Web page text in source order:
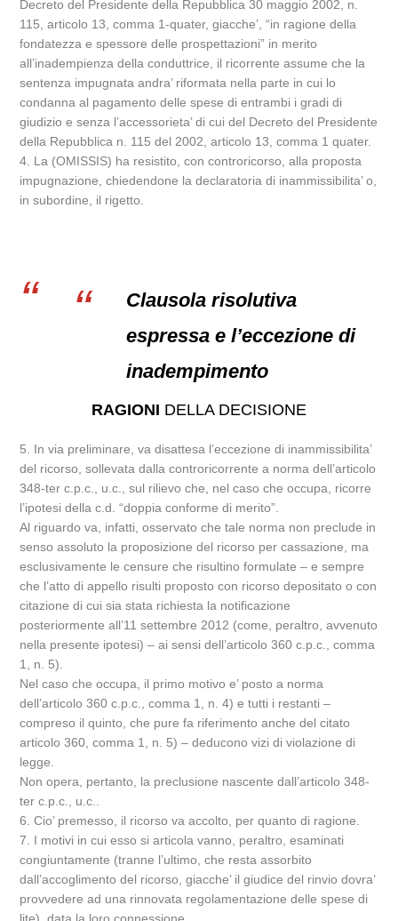
Decreto del Presidente della Repubblica 30 maggio 2002, n.
115, articolo 13, comma 1-quater, giacche’, “in ragione della
fondatezza e spessore delle prospettazioni” in merito
all’inadempienza della conduttrice, il ricorrente assume che la
sentenza impugnata andra’ riformata nella parte in cui lo
condanna al pagamento delle spese di entrambi i gradi di
giudizio e senza l’accessorieta’ di cui del Decreto del Presidente
della Repubblica n. 115 del 2002, articolo 13, comma 1 quater.
4. La (OMISSIS) ha resistito, con controricorso, alla proposta
impugnazione, chiedendone la declaratoria di inammissibilita’ o,
in subordine, il rigetto.
Clausola risolutiva
espressa e l’eccezione di
inadempimento
RAGIONI DELLA DECISIONE
5. In via preliminare, va disattesa l’eccezione di inammissibilita’
del ricorso, sollevata dalla controricorrente a norma dell’articolo
348-ter c.p.c., u.c., sul rilievo che, nel caso che occupa, ricorre
l’ipotesi della c.d. “doppia conforme di merito”.
Al riguardo va, infatti, osservato che tale norma non preclude in
senso assoluto la proposizione del ricorso per cassazione, ma
esclusivamente le censure che risultino formulate – e sempre
che l’atto di appello risulti proposto con ricorso depositato o con
citazione di cui sia stata richiesta la notificazione
posteriormente all’11 settembre 2012 (come, peraltro, avvenuto
nella presente ipotesi) – ai sensi dell’articolo 360 c.p.c., comma
1, n. 5).
Nel caso che occupa, il primo motivo e’ posto a norma
dell’articolo 360 c.p.c., comma 1, n. 4) e tutti i restanti –
compreso il quinto, che pure fa riferimento anche del citato
articolo 360, comma 1, n. 5) – deducono vizi di violazione di
legge.
Non opera, pertanto, la preclusione nascente dall’articolo 348-
ter c.p.c., u.c..
6. Cio’ premesso, il ricorso va accolto, per quanto di ragione.
7. I motivi in cui esso si articola vanno, peraltro, esaminati
congiuntamente (tranne l’ultimo, che resta assorbito
dall’accoglimento del ricorso, giacche’ il giudice del rinvio dovra’
provvedere ad una rinnovata regolamentazione delle spese di